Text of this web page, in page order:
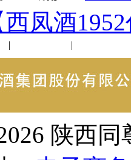
凤酒
| |
陕西